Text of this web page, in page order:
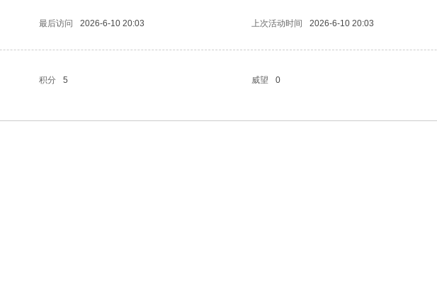
最后访问 2026-6-10 20:03 上次活动时间 2026-6-10 20:03
积分 5 威望 0